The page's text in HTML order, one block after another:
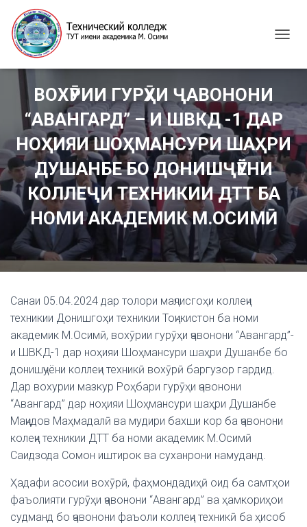
G
A
V
I
G
N
ВОХӮРИИ ГУРӮҲИ ҶАВОНОНИ
“АВАНГАРД” – И ШВКД -1 ДАР
НОҲИЯИ ШОҲМАНСУРИ ШАҲРИ
ДУШАНБЕ БО ДОНИШҶӮЁНИ
КОЛЛЕҶИ ТЕХНИКИИ ДТТ БА
НОМИ АКАДЕМИК М.ОСИМӢ
Санаи 05.04.2024 дар толори маҷлисгоҳи коллеҷи
техникии Донишгоҳи техникии Тоҷикистон ба номи
академик М.Осимӣ, вохӯрии гурӯҳи ҷавонони “Авангард”-
и ШВКД-1 дар ноҳияи Шоҳмансури шаҳри Душанбе бо
донишҷуёни коллеҷи техникӣ вохӯрӣ баргузор гардид.
Дар вохурии мазкур Роҳбари гурӯҳи ҷавонони
“Авангард” дар ноҳияи Шоҳмансури шаҳри Душанбе
Маҷидов Маҳмадалӣ ва мудири бахши кор ба ҷавонони
колеҷи техникии ДТТ ба номи академик М.Осимӣ
Саидзода Сомон иштирок ва суханрони намуданд.
Ҳадафи асосии вохӯрӣ, фаҳмондадиҳӣ оид ба самтҳои
фаъолияти гурӯҳи ҷавонони “Авангард” ва ҳамкориҳои
судманд бо ҷавонони фаъоли коллеҷи техникӣ ба ҳисоб